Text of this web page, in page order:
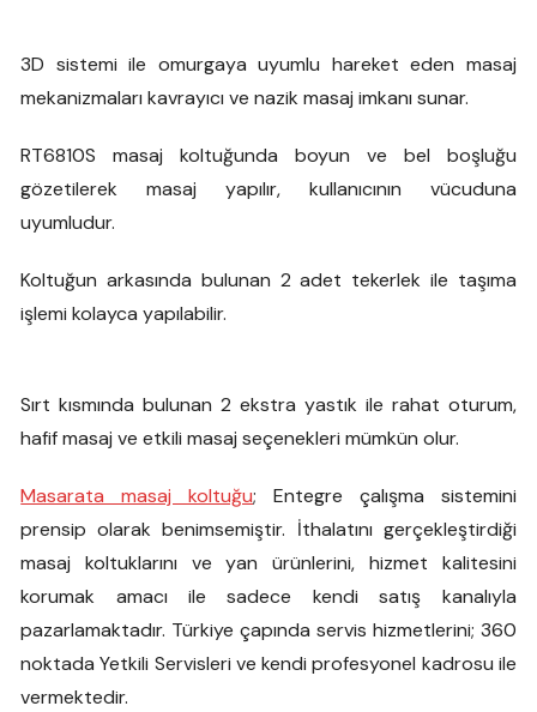
3D sistemi ile omurgaya uyumlu hareket eden masaj
mekanizmaları kavrayıcı ve nazik masaj imkanı sunar.
RT6810S masaj koltuğunda boyun ve bel boşluğu
gözetilerek masaj yapılır, kullanıcının vücuduna
uyumludur.
Koltuğun arkasında bulunan 2 adet tekerlek ile taşıma
işlemi kolayca yapılabilir.
Sırt kısmında bulunan 2 ekstra yastık ile rahat oturum,
hafif masaj ve etkili masaj seçenekleri mümkün olur.
Masarata masaj koltuğu; Entegre çalışma sistemini
prensip olarak benimsemiştir. İthalatını gerçekleştirdiği
masaj koltuklarını ve yan ürünlerini, hizmet kalitesini
korumak amacı ile sadece kendi satış kanalıyla
pazarlamaktadır. Türkiye çapında servis hizmetlerini; 360
noktada Yetkili Servisleri ve kendi profesyonel kadrosu ile
vermektedir.